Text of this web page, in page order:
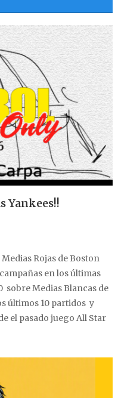
Yankees!!
Rojas de Boston
en los últimas
sobre Medias Blancas de
últimos 10 partidos y
el pasado juego All Star